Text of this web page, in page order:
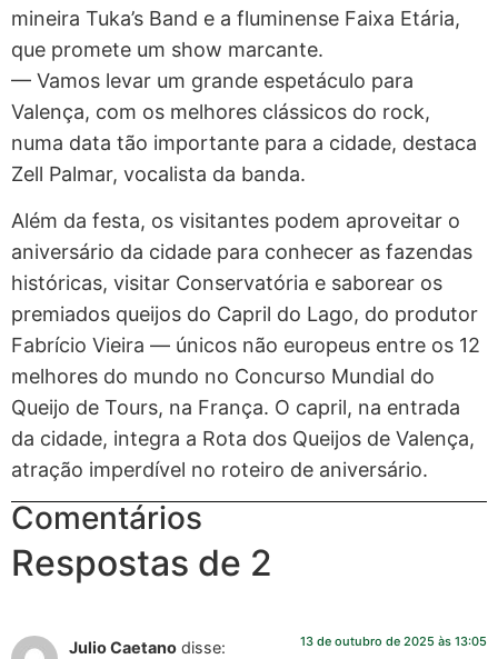
mineira Tuka’s Band e a fluminense Faixa Etária,
que promete um show marcante.
— Vamos levar um grande espetáculo para
Valença, com os melhores clássicos do rock,
numa data tão importante para a cidade, destaca
Zell Palmar, vocalista da banda.
Além da festa, os visitantes podem aproveitar o
aniversário da cidade para conhecer as fazendas
históricas, visitar Conservatória e saborear os
premiados queijos do Capril do Lago, do produtor
Fabrício Vieira — únicos não europeus entre os 12
melhores do mundo no Concurso Mundial do
Queijo de Tours, na França. O capril, na entrada
da cidade, integra a Rota dos Queijos de Valença,
atração imperdível no roteiro de aniversário.
Comentários
Respostas de 2
Julio Caetano disse: 13 de outubro de 2025 às 13:05